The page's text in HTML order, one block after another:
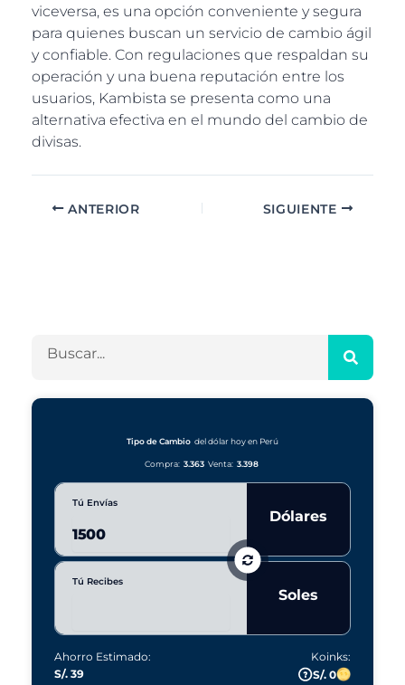
viceversa, es una opción conveniente y segura
para quienes buscan un servicio de cambio ágil
y confiable. Con regulaciones que respaldan su
operación y una buena reputación entre los
usuarios, Kambista se presenta como una
alternativa efectiva en el mundo del cambio de
divisas.
ANTERIOR SIGUIENTE
c
Tipo de Cambio del dólar hoy en Perú
Compra: 3.363 Venta: 3.398
Tú Envías
Dólares
Tú Recibes
Soles
Ahorro Estimado:
S/. 39
Koinks:
S/. 0
sí